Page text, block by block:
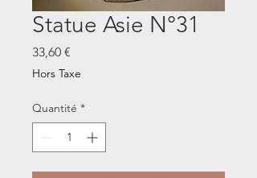
Statue Asie N°31
33,60 €
Hors Taxe
Quantité *